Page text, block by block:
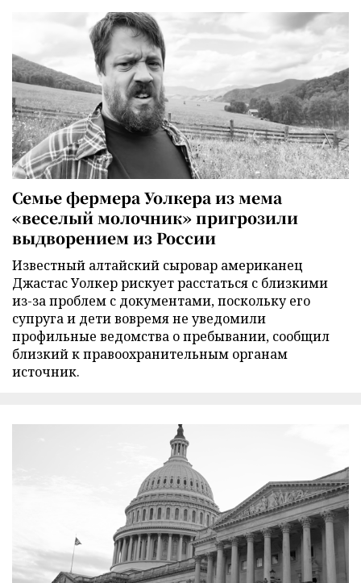
Семье фермера Уолкера из мема
«веселый молочник» пригрозили
выдворением из России
Известный алтайский сыровар американец
Джастас Уолкер рискует расстаться с близкими
из-за проблем с документами, поскольку его
супруга и дети вовремя не уведомили
профильные ведомства о пребывании, сообщил
близкий к правоохранительным органам
источник.